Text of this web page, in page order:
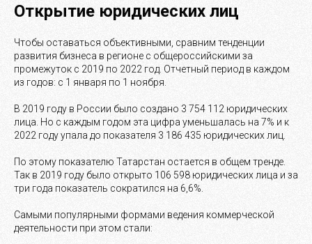
Открытие юридических лиц
Чтобы оставаться объективными, сравним тенденции
развития бизнеса в регионе с общероссийскими за
промежуток с 2019 по 2022 год. Отчетный период в каждом
из годов: с 1 января по 1 ноября.
В 2019 году в России было создано 3 754 112 юридических
лица. Но с каждым годом эта цифра уменьшалась на 7% и к
2022 году упала до показателя 3 186 435 юридических лиц.
По этому показателю Татарстан остается в общем тренде.
Так в 2019 году было открыто 106 598 юридических лица и за
три года показатель сократился на 6,6%.
Самыми популярными формами ведения коммерческой
деятельности при этом стали: